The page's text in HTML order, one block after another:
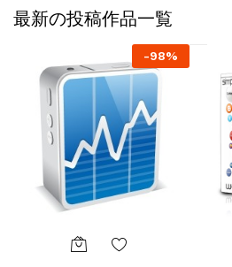
最新の投稿作品一覧
-98%